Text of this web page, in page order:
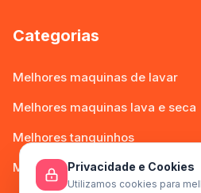
Categorias
Melhores maquinas de lavar
Melhores maquinas lava e seca
Melhores tanquinhos
Melhores lava Louças
Privacidade e Cookies
Utilizamos cookies para